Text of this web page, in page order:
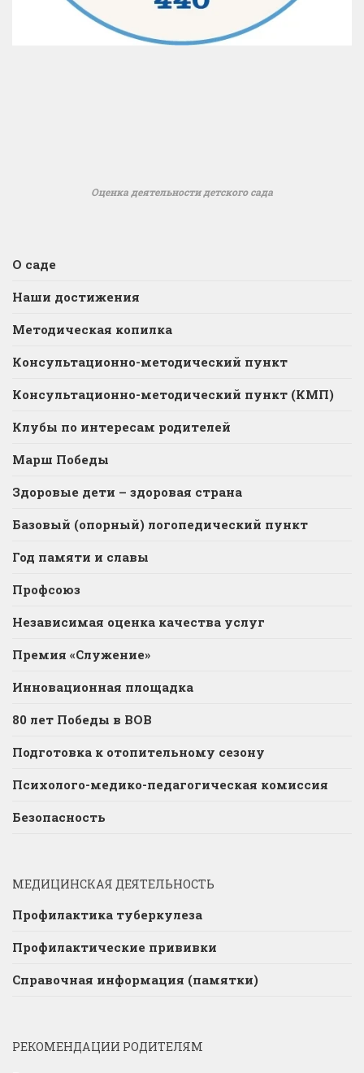
Оценка деятельности детского сада
О саде
Наши достижения
Методическая копилка
Консультационно-методический пункт
Консультационно-методический пункт (КМП)
Клубы по интересам родителей
Марш Победы
Здоровые дети – здоровая страна
Базовый (опорный) логопедический пункт
Год памяти и славы
Профсоюз
Независимая оценка качества услуг
Премия «Служение»
Инновационная площадка
80 лет Победы в ВОВ
Подготовка к отопительному сезону
Психолого-медико-педагогическая комиссия
Безопасность
МЕДИЦИНСКАЯ ДЕЯТЕЛЬНОСТЬ
Профилактика туберкулеза
Профилактические прививки
Справочная информация (памятки)
РЕКОМЕНДАЦИИ РОДИТЕЛЯМ